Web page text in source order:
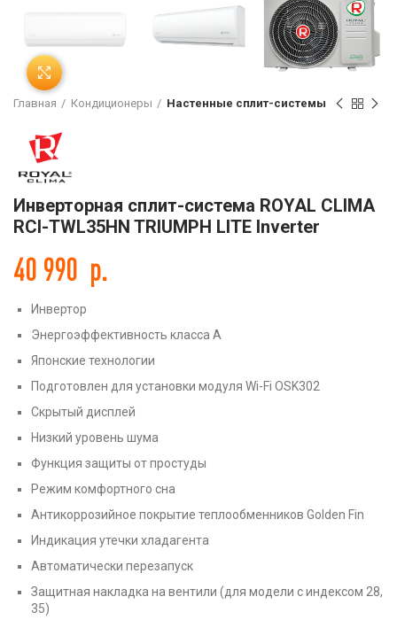
Главная Кондиционеры Настенные сплит-системы
Инверторная сплит-система ROYAL CLIMA
RCI-TWL35HN TRIUMPH LITE Inverter
40 990 р.
Инвертор
Энергоэффективность класса А
Японские технологии
Подготовлен для установки модуля Wi-Fi OSK302
Скрытый дисплей
Низкий уровень шума
Функция защиты от простуды
Режим комфортного сна
Антикоррозийное покрытие теплообменников Golden Fin
Индикация утечки хладагента
Автоматически перезапуск
Защитная накладка на вентили (для модели с индексом 28,
35)